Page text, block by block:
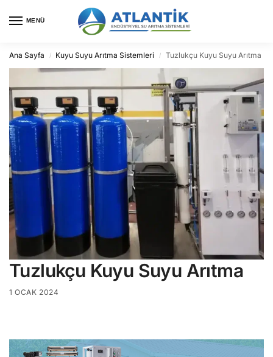
MENÜ
Ana Sayfa / Kuyu Suyu Arıtma Sistemleri / Tuzlukçu Kuyu Suyu Arıtma
Tuzlukçu Kuyu Suyu Arıtma
1 OCAK 2024